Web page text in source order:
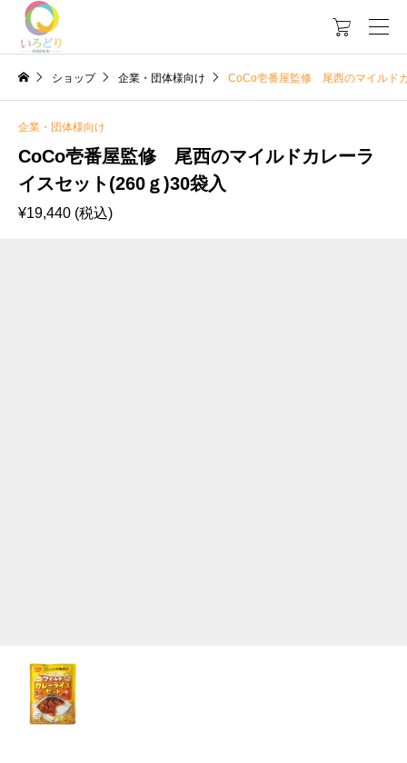

ショップ 企業・団体様向け CoCo壱番屋監修 尾西のマイルド
企業・団体様向け
CoCo壱番屋監修 尾西のマイルドカレーラ
イスセット(260ｇ)30袋入
¥19,440 (税込)